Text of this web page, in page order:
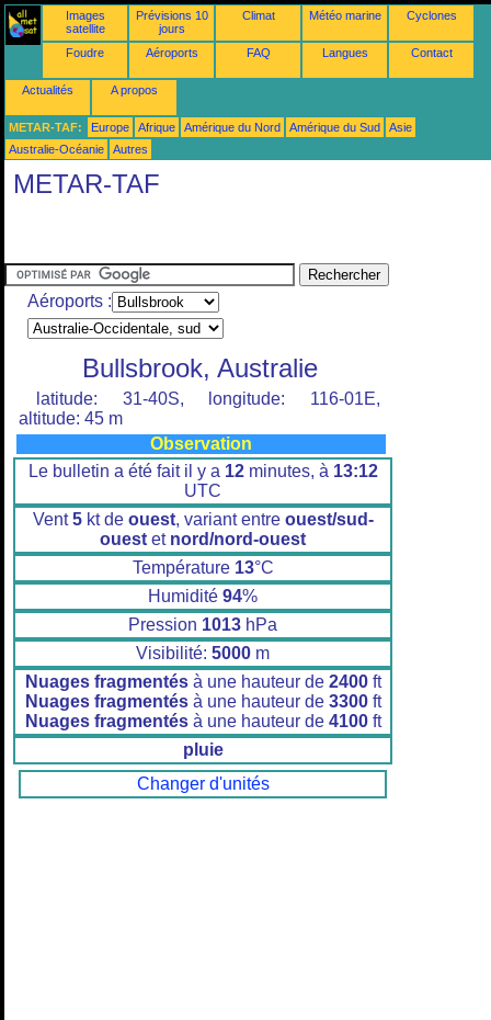
Images
satellite
Prévisions 10
jours
Climat Météo marine Cyclones
Foudre Aéroports FAQ Langues Contact
Actualités A propos
METAR-TAF: Europe Afrique Amérique du Nord Amérique du Sud
Asie
Australie-Océanie
Autres
METAR-TAF
Aéroports :
Bullsbrook, Australie
latitude: 31-40S, longitude: 116-01E,
altitude: 45 m
Observation
Le bulletin a été fait il y a 12minutes, à 13:12
UTC
Vent5kt de ouest, variant entre ouest/sud-
ouest et nord/nord-ouest
Température 13°C
Humidité 94%
Pression 1013 hPa
Visibilité: 5000 m
Nuages fragmentésà une hauteur de 2400ft
Nuages fragmentésà une hauteur de 3300ft
Nuages fragmentésà une hauteur de 4100ft
pluie
Changer d'unités